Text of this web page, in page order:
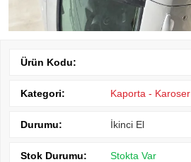
Ürün Kodu:
Kategori: Kaporta - Karoser
Durumu: İkinci El
Stok Durumu: Stokta Var